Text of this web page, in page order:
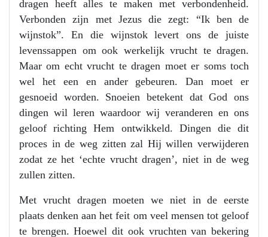
dragen heeft alles te maken met verbondenheid.
Verbonden zijn met Jezus die zegt: “Ik ben de
wijnstok”. En die wijnstok levert ons de juiste
levenssappen om ook werkelijk vrucht te dragen.
Maar om echt vrucht te dragen moet er soms toch
wel het een en ander gebeuren. Dan moet er
gesnoeid worden. Snoeien betekent dat God ons
dingen wil leren waardoor wij veranderen en ons
geloof richting Hem ontwikkeld. Dingen die dit
proces in de weg zitten zal Hij willen verwijderen
zodat ze het ‘echte vrucht dragen’, niet in de weg
zullen zitten.
Met vrucht dragen moeten we niet in de eerste
plaats denken aan het feit om veel mensen tot geloof
te brengen. Hoewel dit ook vruchten van bekering